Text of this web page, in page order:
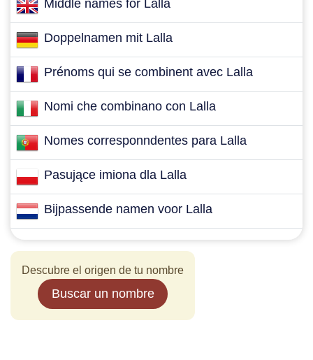
Middle names for Lalla
Doppelnamen mit Lalla
Prénoms qui se combinent avec Lalla
Nomi che combinano con Lalla
Nomes corresponndentes para Lalla
Pasujące imiona dla Lalla
Bijpassende namen voor Lalla
Descubre el origen de tu nombre
Buscar un nombre